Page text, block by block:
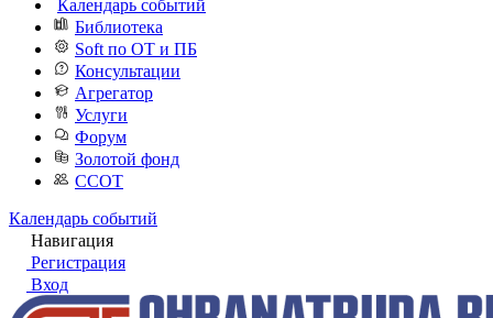
Календарь событий
Библиотека
Soft по ОТ и ПБ
Консультации
Агрегатор
Услуги
Форум
Золотой фонд
ССОТ
Календарь событий
Навигация
Регистрация
Вход